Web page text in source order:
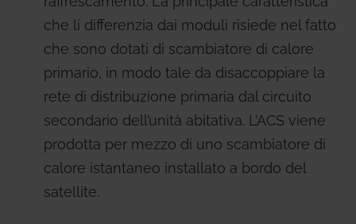
che li differenzia dai moduli risiede nel fatto
che sono dotati di scambiatore di calore
primario, in modo tale da disaccoppiare la
rete di distribuzione primaria dal circuito
secondario dell’unità abitativa. L’ACS viene
prodotta per mezzo di uno scambiatore di
calore istantaneo installato a bordo del
satellite.